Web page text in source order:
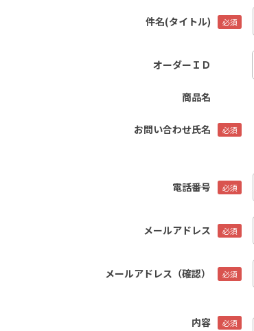
件名(タイトル)
オーダーＩＤ
商品名
お問い合わせ氏名
電話番号
メールアドレス
メールアドレス（確認）
内容